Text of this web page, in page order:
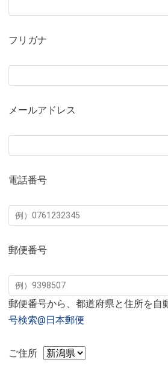
フリガナ
メールアドレス
電話番号
郵便番号
郵便番号から、都道府県と住所を自
号検索@日本郵便
ご住所